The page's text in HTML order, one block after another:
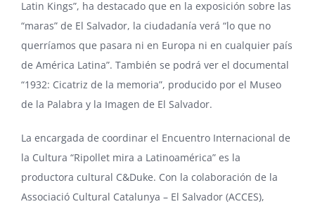
Latin Kings”, ha destacado que en la exposición sobre las
“maras” de El Salvador, la ciudadanía verá “lo que no
querríamos que pasara ni en Europa ni en cualquier país
de América Latina”. También se podrá ver el documental
“1932: Cicatriz de la memoria”, producido por el Museo
de la Palabra y la Imagen de El Salvador.
La encargada de coordinar el Encuentro Internacional de
la Cultura “Ripollet mira a Latinoamérica” es la
productora cultural C&Duke. Con la colaboración de la
Associació Cultural Catalunya – El Salvador (ACCES),